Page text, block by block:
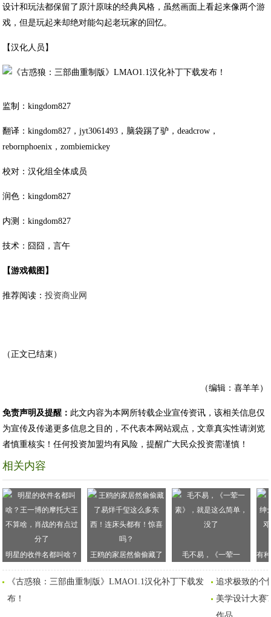
设计和玩法都保留了原汁原味的经典风格，虽然画面上看起来像两个游
戏，但是玩起来却绝对能勾起老玩家的回忆。
【汉化人员】
监制：kingdom827
翻译：kingdom827，jyt3061493，脑袋踢了驴，deadcrow，
rebornphoenix，zombiemickey
校对：汉化组全体成员
润色：kingdom827
内测：kingdom827
技术：囧囧，言午
【游戏截图】
推荐阅读：投资商业网
（正文已结束）
（编辑：喜羊羊）
免责声明及提醒： 此文内容为本网所转载企业宣传资讯，该相关信息仅
为宣传及传递更多信息之目的，不代表本网站观点，文章真实性请浏览
者慎重核实！任何投资加盟均有风险，提醒广大民众投资需谨慎！
相关内容
明星的收件名都叫啥？
王一博的摩托大王不算
啥，肖战的有点过分了
王鸥的家居然偷偷藏了
易烊千玺这么多东西！
连床头都有！惊喜吗？
毛不易，《一荤一
素》，就是这么简单，
没了
有
手
《古惑狼：三部曲重制版》LMAO1.1汉化补丁下载发
布！
追求极致的个
美学设计大赛